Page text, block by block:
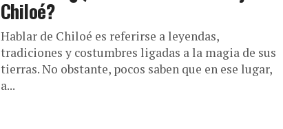
Chiloé?
Hablar de Chiloé es referirse a leyendas,
tradiciones y costumbres ligadas a la magia de sus
tierras. No obstante, pocos saben que en ese lugar,
a...